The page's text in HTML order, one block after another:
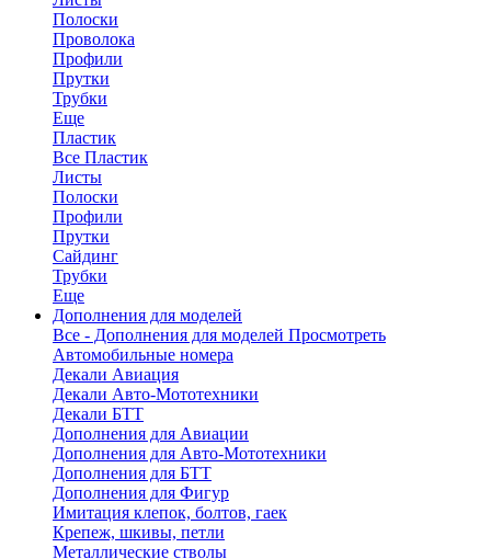
Полоски
Проволока
Профили
Прутки
Трубки
Еще
Пластик
Все Пластик
Листы
Полоски
Профили
Прутки
Сайдинг
Трубки
Еще
Дополнения для моделей
Все - Дополнения для моделей Просмотреть
Автомобильные номера
Декали Авиация
Декали Авто-Мототехники
Декали БТТ
Дополнения для Авиации
Дополнения для Авто-Мототехники
Дополнения для БТТ
Дополнения для Фигур
Имитация клепок, болтов, гаек
Крепеж, шкивы, петли
Металлические стволы